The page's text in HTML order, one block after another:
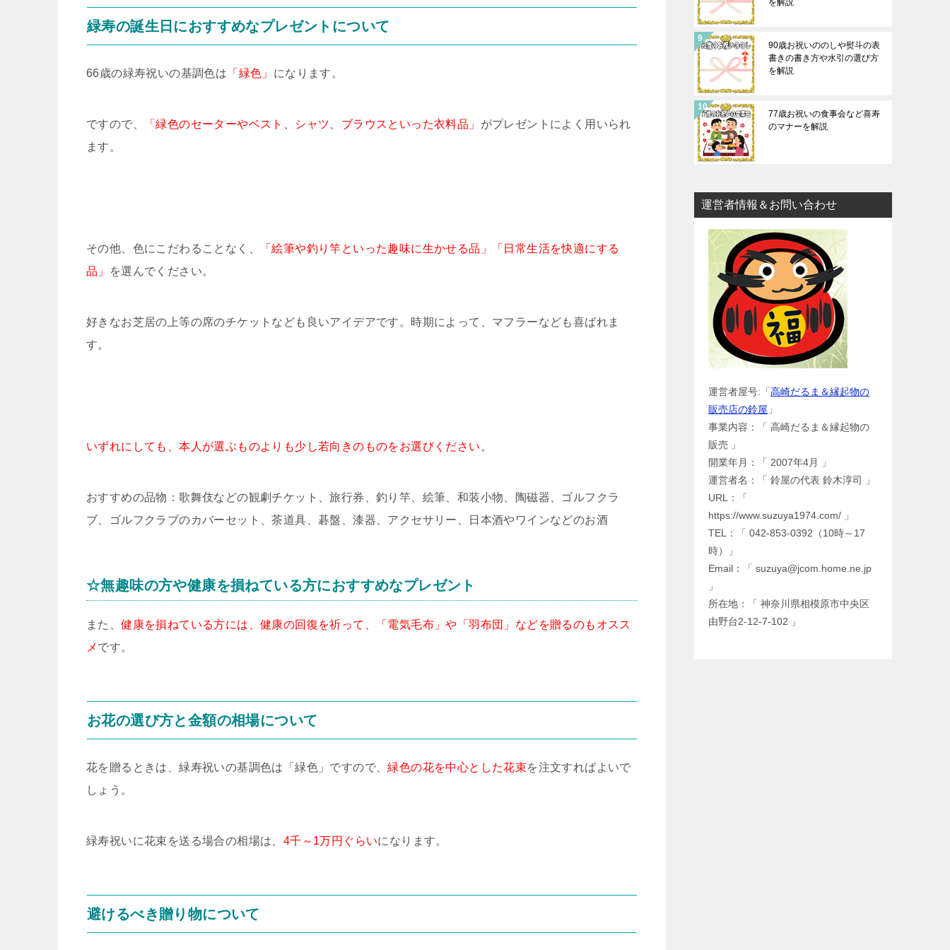
緑寿の誕生日におすすめなプレゼントについて
66歳の緑寿祝いの基調色は 「緑色」 になります。
ですので、 「緑色のセーターやベスト、シャツ、ブラウスといった衣料品」 がプレゼントによく用いられ
ます。
その他、色にこだわることなく、
「絵筆や釣り竿といった趣味に生かせる品」「日常生活を快適にする
品」
を選んでください。
好きなお芝居の上等の席のチケットなども良いアイデアです。時期によって、マフラーなども喜ばれま
す。
いずれにしても、本人が選ぶものよりも少し若向きのものをお選びください 。
おすすめの品物：歌舞伎などの観劇チケット、旅行券、釣り竿、絵筆、和装小物、陶磁器、ゴルフクラ
ブ、ゴルフクラブのカバーセット、茶道具、碁盤、漆器、アクセサリー、日本酒やワインなどのお酒
☆無趣味の方や健康を損ねている方におすすめなプレゼント
また、健康を損ねている方には、健康の回復を祈って、「電気毛布」や「羽布団」などを贈るのもオスス
メ です。
お花の選び方と金額の相場について
花を贈るときは、緑寿祝いの基調色は「緑色」ですので、緑色の花を中心とした花束を注文すればよいで
しょう。
緑寿祝いに花束を送る場合の相場は、 4千～1万円ぐらいになります。
避けるべき贈り物について
を解説
90歳お祝いののしや熨斗の表
書きの書き方や水引の選び方
を解説
77歳お祝いの食事会など喜寿
のマナーを解説
運営者情報＆お問い合わせ
運営者屋号:「 高崎だるま＆縁起物の
販売店の鈴屋 」
事業内容：「 高崎だるま＆縁起物の
販売 」
開業年月：「 2007年4月 」
運営者名：「 鈴屋の代表 鈴木淳司 」
URL：「
https://www.suzuya1974.com/ 」
TEL：「 042-853-0392（10時～17
時）」
Email：「 suzuya@jcom.home.ne.jp
」
所在地：「 神奈川県相模原市中央区
由野台2-12-7-102 」